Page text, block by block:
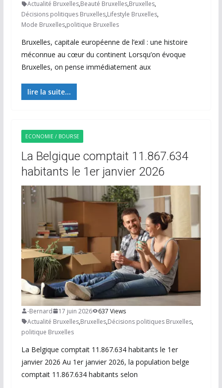
Actualité Bruxelles,Beauté Bruxelles,Bruxelles,
Décisions politiques Bruxelles,Lifestyle Bruxelles,
Mode Bruxelles,politique Bruxelles
Bruxelles, capitale européenne de l’exil : une histoire
méconnue au cœur du continent Lorsqu’on évoque
Bruxelles, on pense immédiatement aux
lire la suite...
ECONOMIE / BOURSE
La Belgique comptait 11.867.634
habitants le 1er janvier 2026
-Bernard 17 juin 2026
637 Views
Actualité Bruxelles,Bruxelles,Décisions politiques Bruxelles,
politique Bruxelles
La Belgique comptait 11.867.634 habitants le 1er
janvier 2026 Au 1er janvier 2026, la population belge
comptait 11.867.634 habitants selon